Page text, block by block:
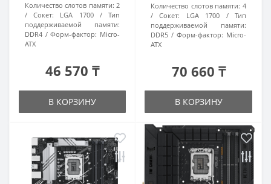
Количество слотов памяти: 2
Сокет:
LGA 1700
Тип
поддерживаемой памяти:
DDR4
Форм-фактор: Micro-
ATX
46 570 ₸
В КОРЗИНУ
Количество слотов памяти: 4
Сокет:
LGA 1700
Тип
поддерживаемой памяти:
DDR5
Форм-фактор: Micro-
ATX
70 660 ₸
В КОРЗИНУ